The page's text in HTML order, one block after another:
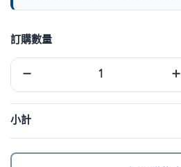
訂購數量
−
澳
eSIM
量
+
小計